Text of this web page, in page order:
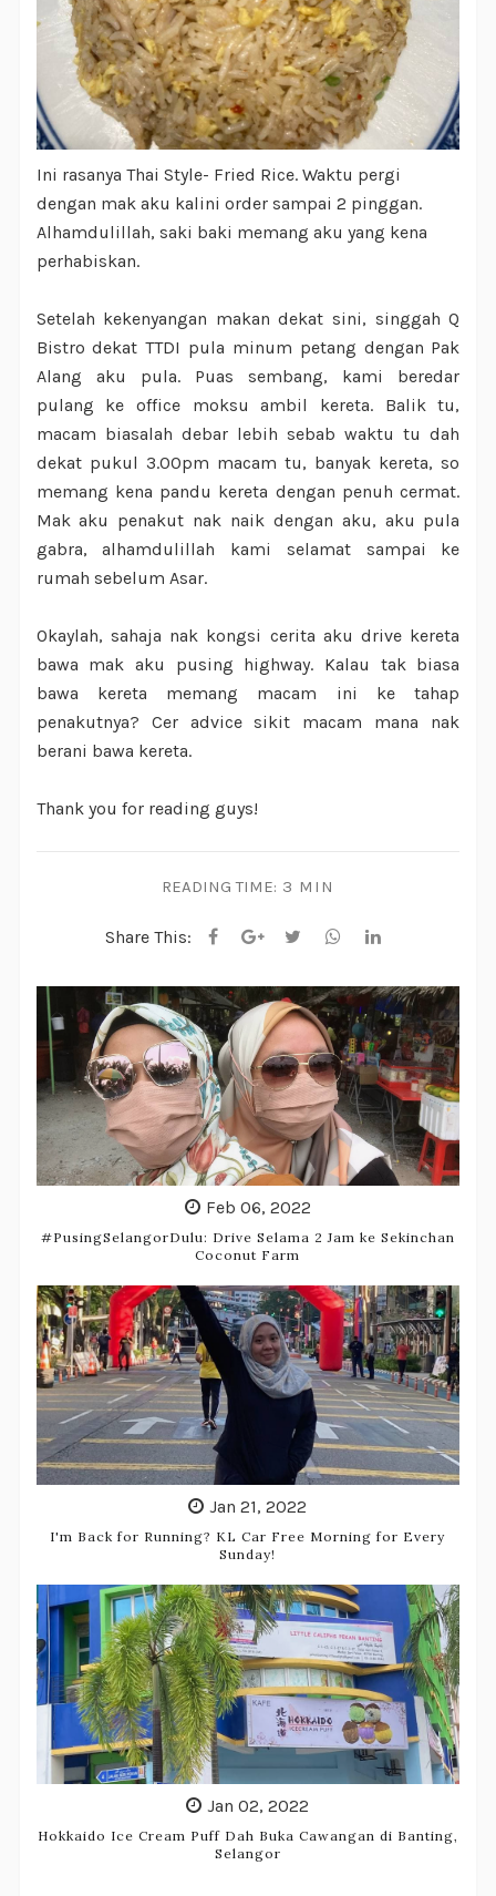
Ini rasanya Thai Style- Fried Rice. Waktu pergi
dengan mak aku kalini order sampai 2 pinggan.
Alhamdulillah, saki baki memang aku yang kena
perhabiskan.
Setelah kekenyangan makan dekat sini, singgah Q
Bistro dekat TTDI pula minum petang dengan Pak
Alang aku pula. Puas sembang, kami beredar
pulang ke office moksu ambil kereta. Balik tu,
macam biasalah debar lebih sebab waktu tu dah
dekat pukul 3.00pm macam tu, banyak kereta, so
memang kena pandu kereta dengan penuh cermat.
Mak aku penakut nak naik dengan aku, aku pula
gabra, alhamdulillah kami selamat sampai ke
rumah sebelum Asar.
Okaylah, sahaja nak kongsi cerita aku drive kereta
bawa mak aku pusing highway. Kalau tak biasa
bawa kereta memang macam ini ke tahap
penakutnya? Cer advice sikit macam mana nak
berani bawa kereta.
Thank you for reading guys!
READING TIME: 3 MIN
Share This:
Feb 06, 2022
#PusingSelangorDulu: Drive Selama 2 Jam ke Sekinchan
Coconut Farm
Jan 21, 2022
I'm Back for Running? KL Car Free Morning for Every
Sunday!
Jan 02, 2022
Hokkaido Ice Cream Puff Dah Buka Cawangan di Banting,
Selangor